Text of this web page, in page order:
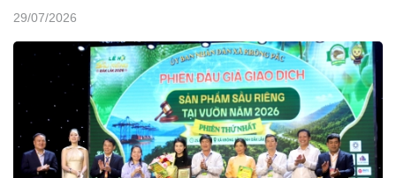
29/07/2026